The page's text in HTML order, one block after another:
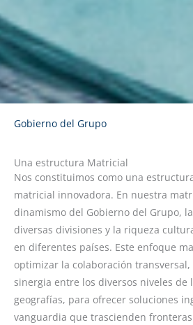
Gobierno del Grupo
Una estructura Matricial
Nos constituimos como una
matricial innovadora. En nuestra
dinamismo del Gobierno del Grupo,
diversas divisiones y la riqueza
en diferentes países. Este enfoque
optimizar la colaboración
sinergia entre los diversos niveles de
geografías, para ofrecer soluciones
vanguardia que trascienden